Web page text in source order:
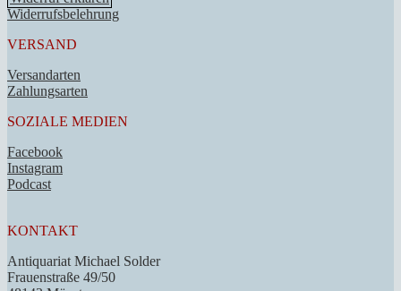
Widerrufsbelehrung
VERSAND
Versandarten
Zahlungsarten
SOZIALE MEDIEN
Facebook
Instagram
Podcast
KONTAKT
Antiquariat Michael Solder
Frauenstraße 49/50